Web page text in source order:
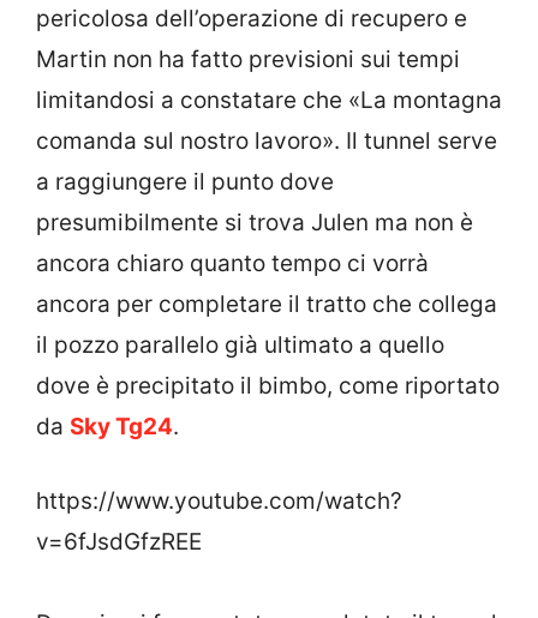
pericolosa dell’operazione di recupero e
Martin non ha fatto previsioni sui tempi
limitandosi a constatare che «La montagna
comanda sul nostro lavoro». Il tunnel serve
a raggiungere il punto dove
presumibilmente si trova Julen ma non è
ancora chiaro quanto tempo ci vorrà
ancora per completare il tratto che collega
il pozzo parallelo già ultimato a quello
dove è precipitato il bimbo, come riportato
da Sky Tg24.
https://www.youtube.com/watch?
v=6fJsdGfzREE